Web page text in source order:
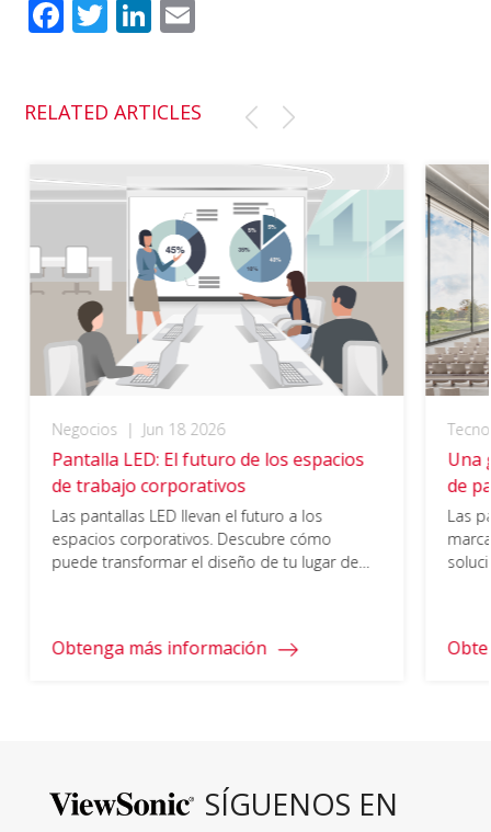
Fac
Twit
Link
RELATED ARTICLES
Negocios | Jun 18 2026
Pantalla LED: El futuro de los espacios
de trabajo corporativos
Las pantallas LED llevan el futuro a los
espacios corporativos. Descubre cómo
puede transformar el diseño de tu lugar de
Obtenga más información
Una
de
Las
SÍGUENOS EN